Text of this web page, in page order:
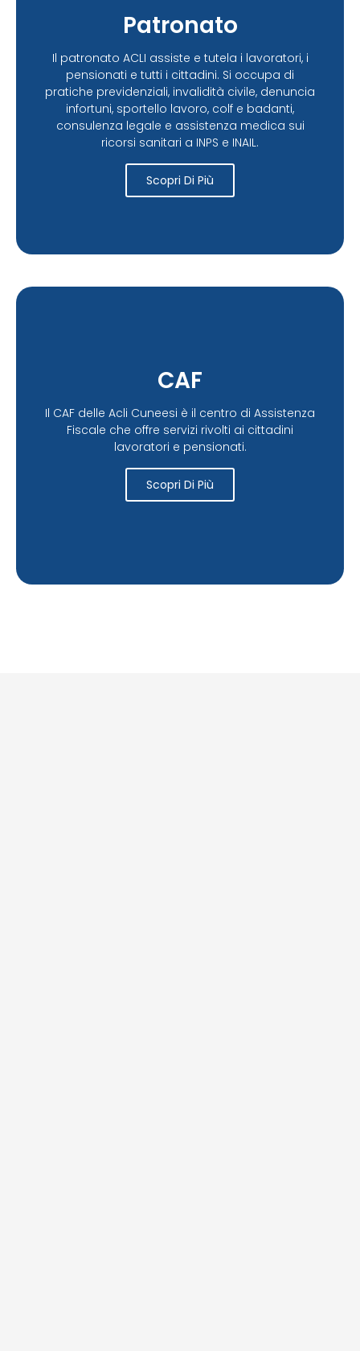
Patronato
Il patronato ACLI assiste e tutela i lavoratori, i
pensionati e tutti i cittadini. Si occupa di
pratiche previdenziali, invalidità civile, denuncia
infortuni, sportello lavoro, colf e badanti,
consulenza legale e assistenza medica sui
ricorsi sanitari a INPS e INAIL.
Scopri Di Più
CAF
Il CAF delle Acli Cuneesi è il centro di Assistenza
Fiscale che offre servizi rivolti ai cittadini
lavoratori e pensionati.
Scopri Di Più